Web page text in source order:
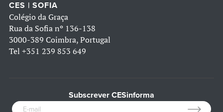
CES | SOFIA
Colégio da Graça
Rua da Sofia nº 136-138
3000-389 Coimbra, Portugal
Tel +351 239 853 649
Subscrever CESinforma